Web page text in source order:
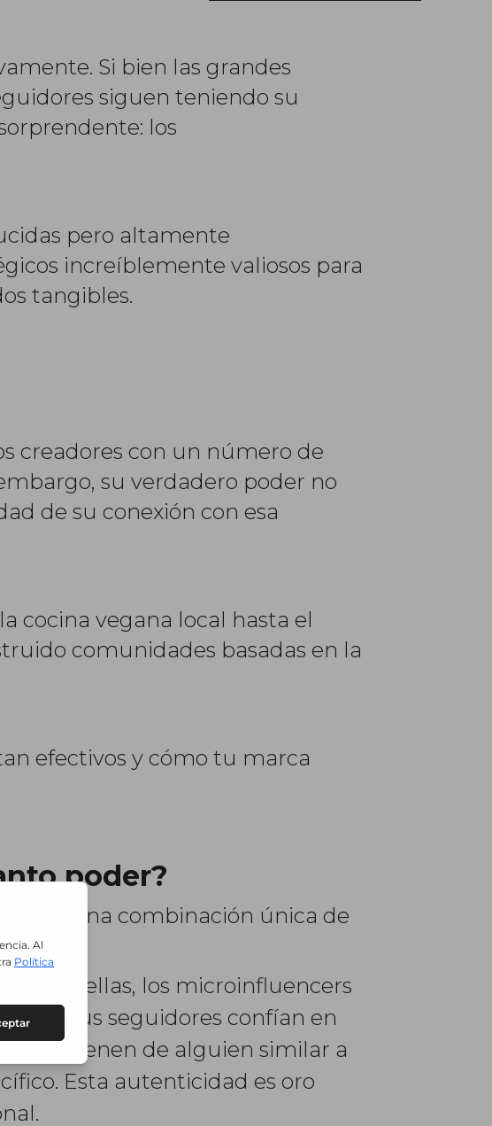
Si bien las grandes
siguen teniendo su
los
pero altamente
increíblemente valiosos para
tangibles.
creadores con un número de
su verdadero poder no
de su conexión con esa
cocina vegana local hasta el
comunidades basadas en la
efectivos y cómo tu marca
poder?
en una combinación única de
estrellas, los microinfluencers
Sus seguidores confían en
provienen de alguien similar a
Esta autenticidad es oro